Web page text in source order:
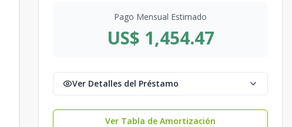
Pago Mensual Estimado
US$ 1,454.47
Ver Detalles del Préstamo
Ver Tabla de Amortización